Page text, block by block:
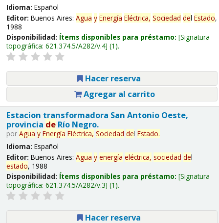
Idioma: Español
Editor: Buenos Aires: Agua y Energía Eléctrica, Sociedad del Estado,
1988
Disponibilidad: Ítems disponibles para préstamo: Signatura
topográfica: 621.374.5/A282/v.4 (1).
Hacer reserva
Agregar al carrito
Estacion transformadora San Antonio Oeste,
provincia deRío Negro.
por Agua y Energía Eléctrica, Sociedad del Estado.
Idioma: Español
Editor: Buenos Aires: Agua y energía eléctrica, sociedad del
estado, 1988
Disponibilidad: Ítems disponibles para préstamo: Signatura
topográfica: 621.374.5/A282/v.3 (1).
Hacer reserva